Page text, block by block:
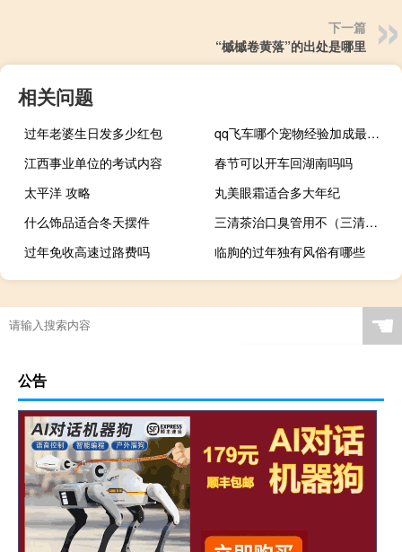
下一篇
“槭槭卷黄落”的出处是哪里
相关问题
过年老婆生日发多少红包
qq飞车哪个宠物经验加成最多（qq飞车宠物经验加成）
江西事业单位的考试内容
春节可以开车回湖南吗吗
太平洋 攻略
丸美眼霜适合多大年纪
什么饰品适合冬天摆件
三清茶治口臭管用不（三清茶治口臭管用）
过年免收高速过路费吗
临朐的过年独有风俗有哪些
☚
公告